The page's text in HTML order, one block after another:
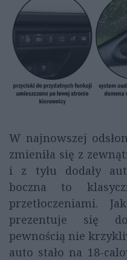
W najnowszej
zmieniła się z
i z tyłu dodały
boczna to
przetłoczeniami.
prezentuje się
pewnością nie
auto stało na 18-